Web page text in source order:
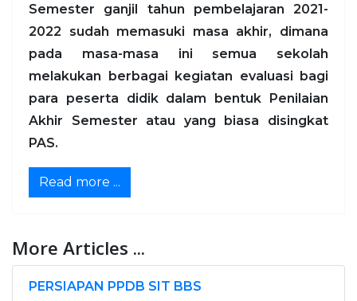
Semester ganjil tahun pembelajaran 2021-
2022 sudah memasuki masa akhir, dimana
pada masa-masa ini semua sekolah
melakukan berbagai kegiatan evaluasi bagi
para peserta didik dalam bentuk Penilaian
Akhir Semester atau yang biasa disingkat
PAS.
Read more ...
More Articles ...
PERSIAPAN PPDB SIT BBS